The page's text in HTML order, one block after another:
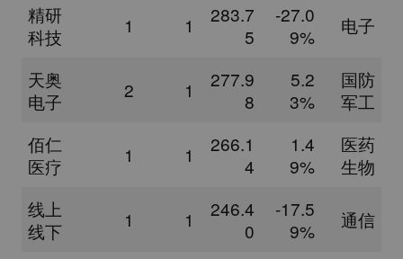
精研
科技
1 1
283.7
5
-27.0
9%
电子
天奥
电子
2 1
277.9
8
5.2
3%
国防
军工
佰仁
医疗
1 1
266.1
4
1.4
9%
医药
生物
线上
线下
1 1
246.4
0
-17.5
9%
通信